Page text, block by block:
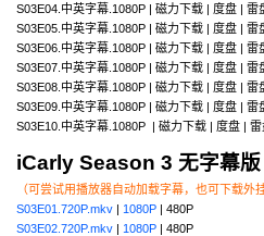
S03E04.中英字幕.1080P | 磁力下载 | 度盘 | 雷
S03E05.中英字幕.1080P | 磁力下载 | 度盘 | 雷
S03E06.中英字幕.1080P | 磁力下载 | 度盘 | 雷
S03E07.中英字幕.1080P | 磁力下载 | 度盘 | 雷
S03E08.中英字幕.1080P | 磁力下载 | 度盘 | 雷
S03E09.中英字幕.1080P | 磁力下载 | 度盘 | 雷
S03E10.中英字幕.1080P | 磁力下载 | 度盘 |
iCarly Season 3 无字幕版
（可尝试用播放器自动加载字幕，也可下载外
S03E01.720P.mkv | 1080P | 480P
S03E02.720P.mkv | 1080P | 480P